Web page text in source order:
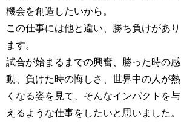
機会を創造したいから。
この仕事には他と違い、勝ち負けがあり
ます。
試合が始まるまでの興奮、勝った時の感
動、負けた時の悔しさ、世界中の人が熱
くなる姿を見て、そんなインパクトを与
えるような仕事をしたいと思いました。